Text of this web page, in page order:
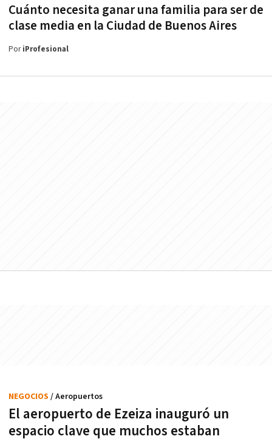
Cuánto necesita ganar una familia para ser de
clase media en la Ciudad de Buenos Aires
PoriProfesional
El aeropuerto de Ezeiza inauguró un
espacio clave que muchos estaban
NEGOCIOS / Aeropuertos